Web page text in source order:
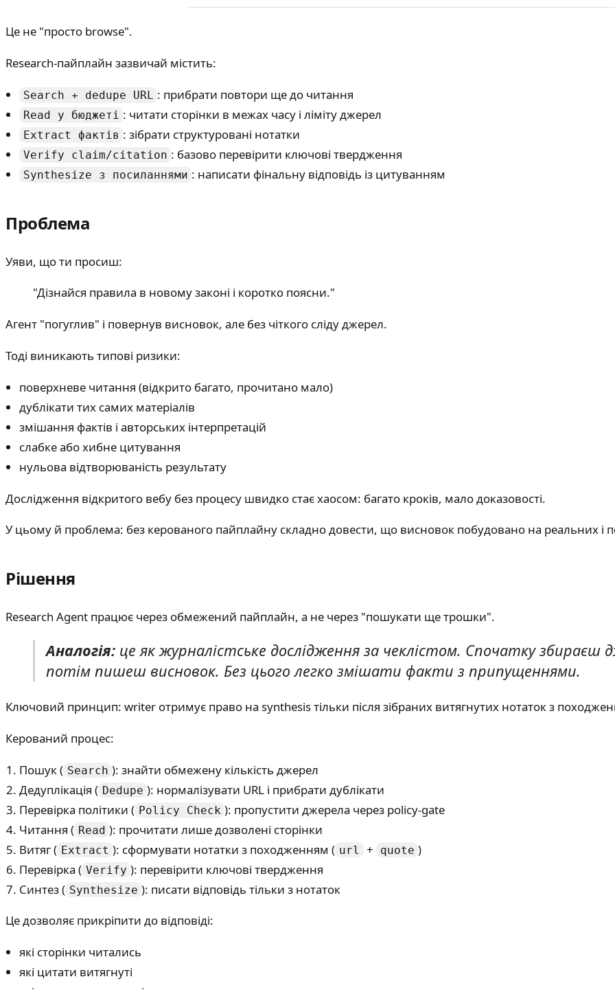
Це не "просто browse".
Research-пайплайн зазвичай містить:
Search + dedupe URL : прибрати повтори ще до читання
Read у бюджеті : читати сторінки в межах часу і ліміту джерел
Extract фактів : зібрати структуровані нотатки
Verify claim/citation : базово перевірити ключові твердження
Synthesize з посиланнями : написати фінальну відповідь із цитуванням
Проблема
Уяви, що ти просиш:
"Дізнайся правила в новому законі і коротко поясни."
Агент "погуглив" і повернув висновок, але без чіткого сліду джерел.
Тоді виникають типові ризики:
поверхневе читання (відкрито багато, прочитано мало)
дублікати тих самих матеріалів
змішання фактів і авторських інтерпретацій
слабке або хибне цитування
нульова відтворюваність результату
Дослідження відкритого вебу без процесу швидко стає хаосом: багато кроків, мало доказовості.
У цьому й проблема: без керованого пайплайну складно довести, що висновок побудовано на реальних і
Рішення
Research Agent працює через обмежений пайплайн, а не через "пошукати ще трошки".
Аналогія: це як журналістське дослідження за чеклістом. Спочатку
потім пишеш висновок. Без цього легко змішати факти з припущеннями.
Ключовий принцип: writer отримує право на synthesis тільки після зібраних витягнутих нотаток з
Керований процес:
Пошук ( Search ): знайти обмежену кількість джерел
Дедуплікація ( Dedupe ): нормалізувати URL і прибрати дублікати
Перевірка політики ( Policy Check ): пропустити джерела через policy-gate
Читання ( Read ): прочитати лише дозволені сторінки
Витяг ( Extract ): сформувати нотатки з походженням ( url + quote )
Перевірка ( Verify ): перевірити ключові твердження
Синтез ( Synthesize ): писати відповідь тільки з нотаток
Це дозволяє прикріпити до відповіді:
які сторінки читались
які цитати витягнуті